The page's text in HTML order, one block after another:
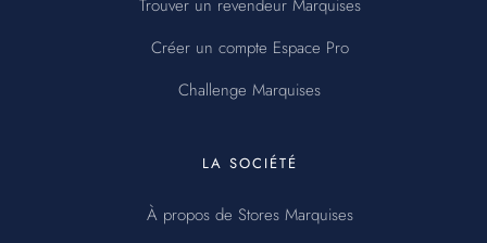
Trouver un revendeur Marquises
Créer un compte Espace Pro
Challenge Marquises
LA SOCIÉTÉ
À propos de Stores Marquises